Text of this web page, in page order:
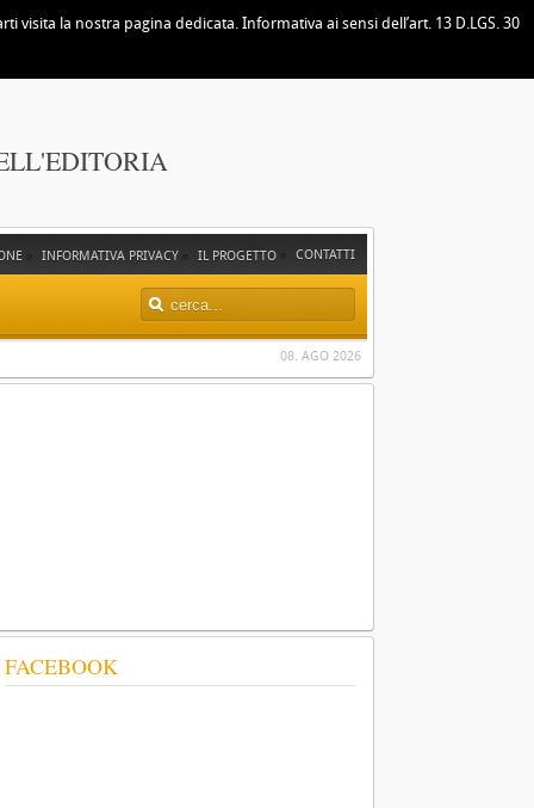
CONTATTI
IL PROGETTO
INFORMATIVA PRIVACY
08. AGO 2026
FACEBOOK
la nostra pagina dedicata. Informativa ai sensi dell’art. 13 D.LGS. 30